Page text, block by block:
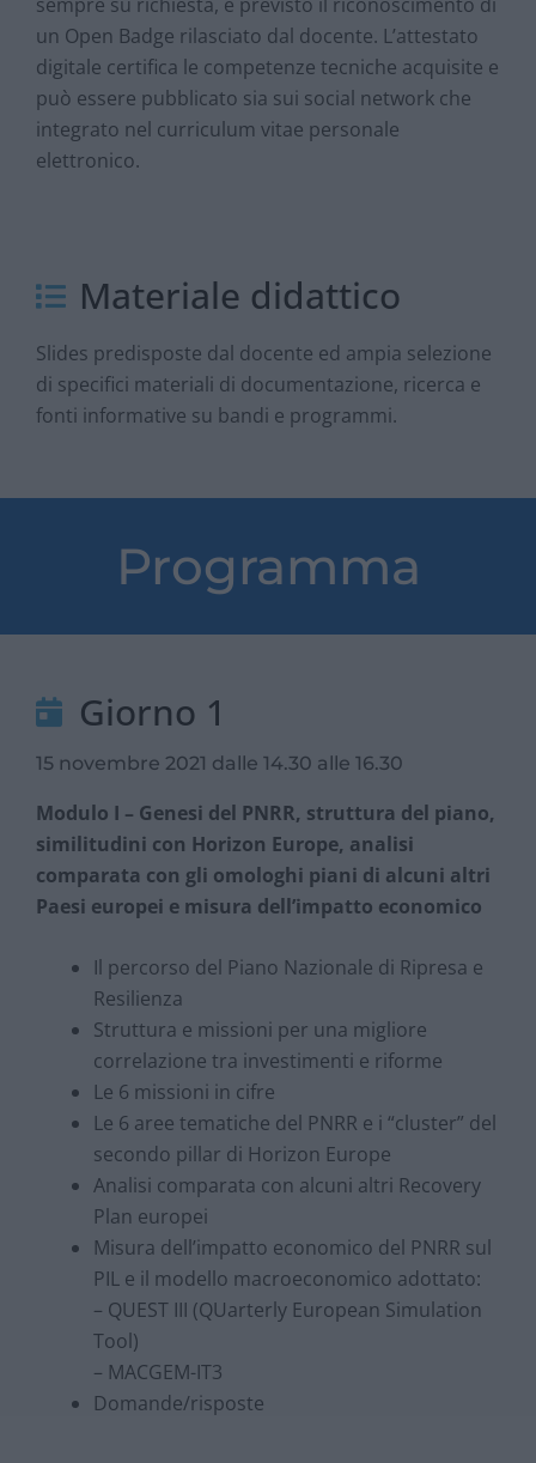
un Open Badge rilasciato dal docente. L’attestato
digitale certifica le competenze tecniche acquisite e
può essere pubblicato sia sui social network che
integrato nel curriculum vitae personale
elettronico.
Materiale didattico
Slides predisposte dal docente ed ampia selezione
di specifici materiali di documentazione, ricerca e
fonti informative su bandi e programmi.
Programma
Giorno 1
15 novembre 2021 dalle 14.30 alle 16.30
Modulo I – Genesi del PNRR, struttura del piano,
similitudini con Horizon Europe, analisi
comparata con gli omologhi piani di alcuni altri
Paesi europei e misura dell’impatto economico
Il percorso del Piano Nazionale di Ripresa e
Resilienza
Struttura e missioni per una migliore
correlazione tra investimenti e riforme
Le 6 missioni in cifre
Le 6 aree tematiche del PNRR e i “cluster” del
secondo pillar di Horizon Europe
Analisi comparata con alcuni altri Recovery
Plan europei
Misura dell’impatto economico del PNRR sul
PIL e il modello macroeconomico adottato:
– QUEST III (QUarterly European Simulation
Tool)
– MACGEM-IT3
Domande/risposte